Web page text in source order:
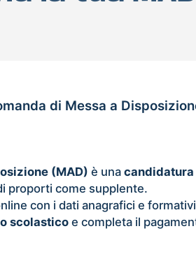
di Messa a
(MAD) è unacandidatura
proporti come supplente.
con i dati anagrafici e
scolasticoe completa il